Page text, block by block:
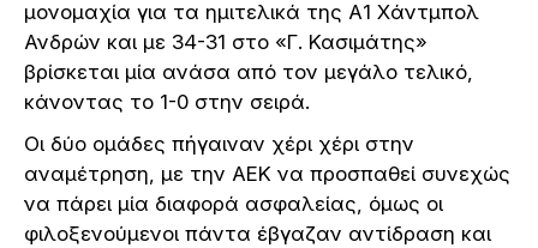
μονομαχία για τα ημιτελικά της Α1 Χάντμπολ
Ανδρών και με 34-31 στο «Γ. Κασιμάτης»
βρίσκεται μία ανάσα από τον μεγάλο τελικό,
κάνοντας το 1-0 στην σειρά.
Οι δύο ομάδες πήγαιναν χέρι χέρι στην
αναμέτρηση, με την ΑΕΚ να προσπαθεί συνεχώς
να πάρει μία διαφορά ασφαλείας, όμως οι
φιλοξενούμενοι πάντα έβγαζαν αντίδραση και